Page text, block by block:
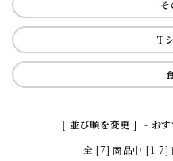
T
[ 並び順を変更 ] - お
全 [7] 商品中 [1-7]